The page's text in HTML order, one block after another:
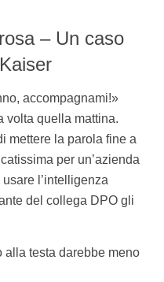
– Un caso
accompagnami!»
volta quella mattina.
mettere la parola fine a
per un’azienda
l’intelligenza
del collega DPO gli
alla testa darebbe meno